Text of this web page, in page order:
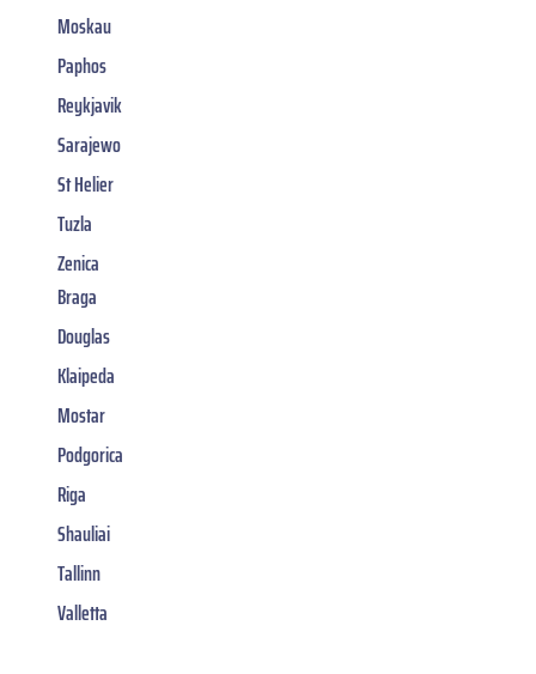
Moskau
Paphos
Reykjavik
Sarajewo
St Helier
Tuzla
Zenica
Braga
Douglas
Klaipeda
Mostar
Podgorica
Riga
Shauliai
Tallinn
Valletta